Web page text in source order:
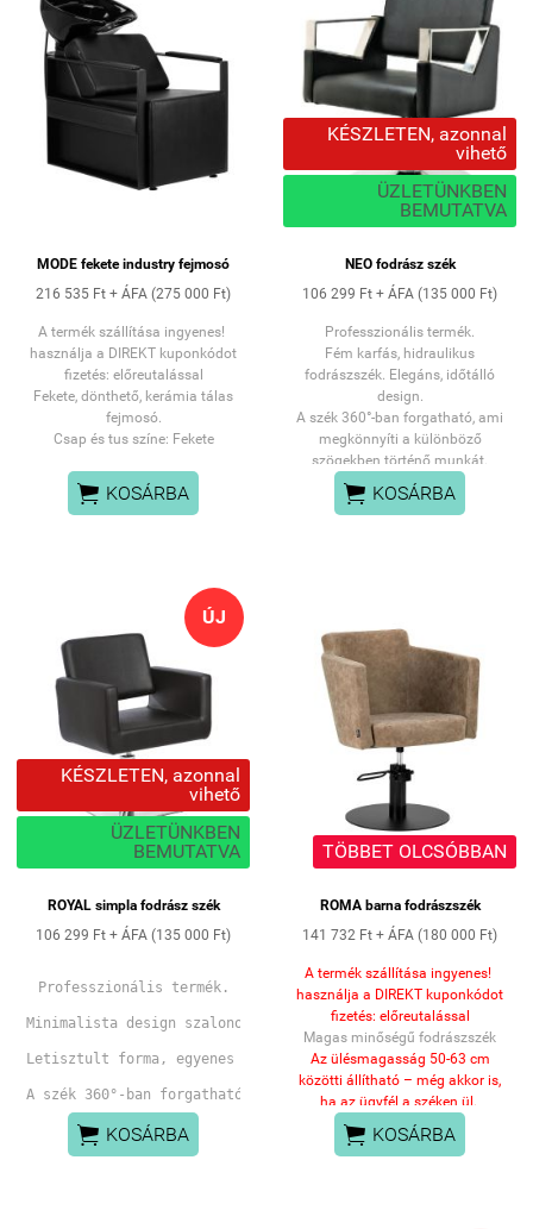
MODE fekete industry fejmosó
216 535 Ft + ÁFA (275 000 Ft)
A termék szállítása ingyenes!
használja a DIREKT kuponkódot
fizetés: előreutalással
Fekete, dönthető, kerámia tálas
fejmosó.
Csap és tus színe: Fekete
 KOSÁRBA
KÉSZLETEN, azonnal
vihető
ÜZLETÜNKBEN
BEMUTATVA
NEO fodrász szék
106 299 Ft + ÁFA (135 000 Ft)
Professzionális termék.
Fém karfás, hidraulikus
fodrászszék. Elegáns, időtálló
design.
A szék 360°-ban forgatható, ami
megkönnyíti a különböző
szögekben történő munkát.
A pedál felemelésével fixalható a
szék poziciója.
 KOSÁRBA
ÚJ
KÉSZLETEN, azonnal
vihető
ÜZLETÜNKBEN
BEMUTATVA
ROYAL simpla fodrász szék
106 299 Ft + ÁFA (135 000 Ft)
Professzionális termék.
Minimalista design szalonok kedvelt széke.
Letisztult forma, egyenes vonalak
A szék 360°-ban forgatható, ami megkönnyíti a különböző
A pedál felemelésével fixalható a szék poziciója.
 KOSÁRBA
TÖBBET OLCSÓBBAN
ROMA barna fodrászszék
141 732 Ft + ÁFA (180 000 Ft)
A termék szállítása ingyenes!
használja a DIREKT kuponkódot
fizetés: előreutalással
Magas minőségű fodrászszék
Az ülésmagasság 50-63 cm
közötti állítható – még akkor is,
ha az ügyfél a széken ül.
Ez garantálja
ergonomikusabb munkavégzést
 KOSÁRBA